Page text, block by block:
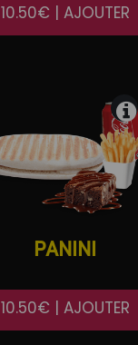
10.50€ | AJOUTER
PANINI
10.50€ | AJOUTER